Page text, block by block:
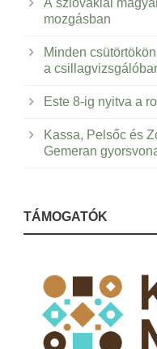
A szlovákiai
mozgásban
Minden
a
Este 8-ig nyitva a
Kassa, Pelsőc és
Gemeran
TÁMOGATÓK